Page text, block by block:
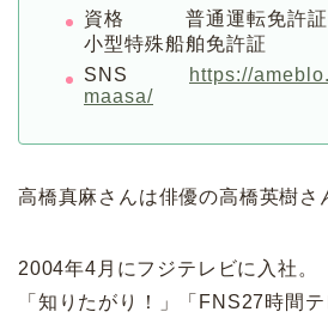
資格 普通運転免許証
小型特殊船舶免許証
SNS
https://
maasa/
高橋真麻さんは俳優の高橋英樹さ
2004年4月にフジテレビに入社。
「知りたがり！」「FNS27時間